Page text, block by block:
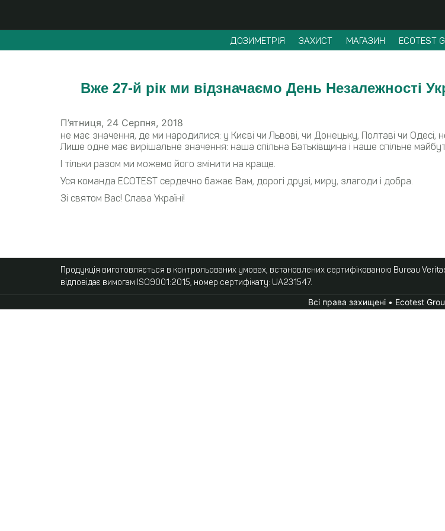
ДОЗИМЕТРІЯ ЗАХИСТ МАГАЗИН ECOTEST
Вже 27-й рік ми відзначаємо День Незалежності
П’ятниця, 24 Серпня, 2018
не має значення, де ми народилися: у Києві чи Львові, чи Донецьку, Полтаві чи
Лише одне має вирішальне значення: наша спільна Батьківщина і наше спільне
І тільки разом ми можемо його змінити на краще.
Уся команда ECOTEST сердечно бажає Вам, дорогі друзі, миру, злагоди і добра.
Зі святом Вас! Слава Україні!
Продукція виготовляється в контрольованих умовах, встановлених сертифікованою Bureau
відповідає вимогам ISO9001:2015, номер сертифікату: UA231547.
Всі права захищені • Ecotest